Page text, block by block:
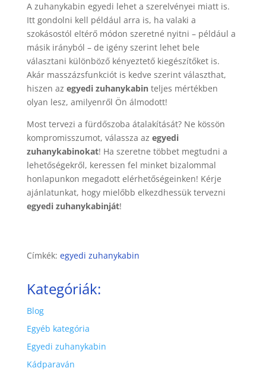
A zuhanykabin egyedi lehet a szerelvényei miatt is.
Itt gondolni kell például arra is, ha valaki a
szokásostól eltérő módon szeretné nyitni – például a
másik irányból – de igény szerint lehet bele
választani különböző kényeztető kiegészítőket is.
Akár masszázsfunkciót is kedve szerint választhat,
hiszen az egyedi zuhanykabinteljes mértékben
olyan lesz, amilyenről Ön álmodott!
Most tervezi a fürdőszoba átalakítását? Ne kössön
kompromisszumot, válassza az egyedi
zuhanykabinokat! Ha szeretne többet megtudni a
lehetőségekről, keressen fel minket bizalommal
honlapunkon megadott elérhetőségeinken! Kérje
ajánlatunkat, hogy mielőbb elkezdhessük tervezni
egyedi zuhanykabinját!
Címkék: egyedi zuhanykabin
Kategóriák:
Blog
Egyéb kategória
Egyedi zuhanykabin
Kádparaván